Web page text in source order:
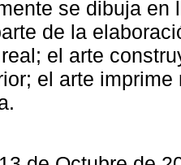
se dibuja en
de la
el arte
el arte